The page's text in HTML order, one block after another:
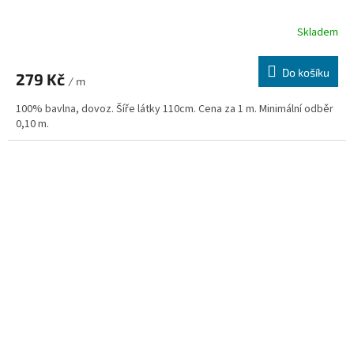
Skladem
279 Kč / m
Do košíku
100% bavlna, dovoz. Šíře látky 110cm. Cena za 1 m. Minimální odběr
0,10 m.